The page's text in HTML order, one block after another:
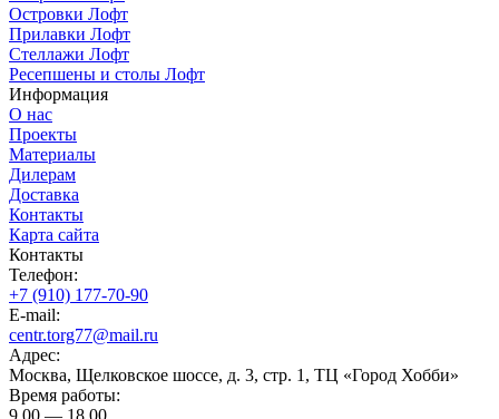
Островки Лофт
Прилавки Лофт
Стеллажи Лофт
Ресепшены и столы Лофт
Информация
О нас
Проекты
Материалы
Дилерам
Доставка
Контакты
Карта сайта
Контакты
Телефон:
+7 (910) 177-70-90
E-mail:
centr.torg77@mail.ru
Адрес:
Москва, Щелковское шоссе, д. 3, стр. 1, ТЦ «Город Хобби»
Время работы:
9.00 — 18.00